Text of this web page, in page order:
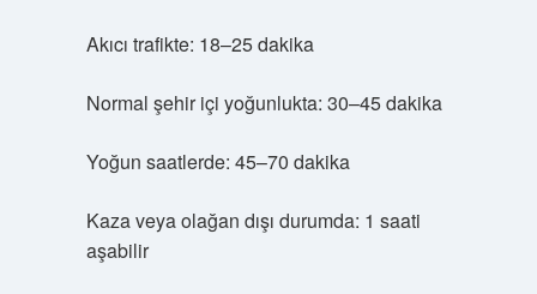
Akıcı trafikte: 18–25 dakika
Normal şehir içi yoğunlukta: 30–45 dakika
Yoğun saatlerde: 45–70 dakika
Kaza veya olağan dışı durumda: 1 saati
aşabilir